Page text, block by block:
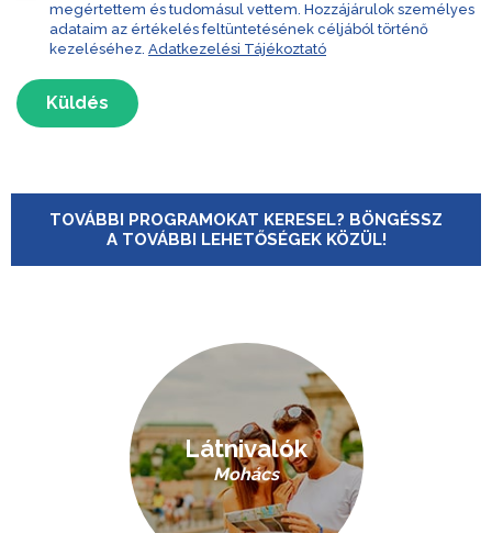
megértettem és tudomásul vettem. Hozzájárulok személyes
adataim az értékelés feltüntetésének céljából történő
kezeléséhez. Adatkezelési Tájékoztató
Küldés
TOVÁBBI PROGRAMOKAT KERESEL? BÖNGÉSSZ
A TOVÁBBI LEHETŐSÉGEK KÖZÜL!
Látnivalók
Mohács